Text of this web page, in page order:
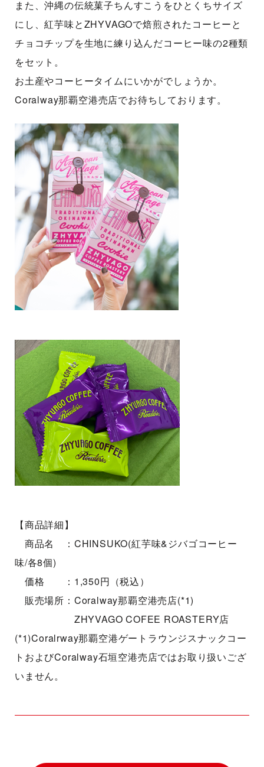
また、沖縄の伝統菓子ちんすこうをひとくちサイズ
にし、紅芋味とZHYVAGOで焙煎されたコーヒーと
チョコチップを生地に練り込んだコーヒー味の2種類
をセット。
お土産やコーヒータイムにいかがでしょうか。
Coralway那覇空港売店でお待ちしております。
【商品詳細】
商品名 ：CHINSUKO(紅芋味&ジバゴコーヒー
味/各8個)
価格 ：1,350円（税込）
販売場所：Coralway那覇空港売店(*1)
ZHYVAGO COFEE ROASTERY店
(*1)Coralrway那覇空港ゲートラウンジスナックコー
トおよびCoralway石垣空港売店ではお取り扱いござ
いません。